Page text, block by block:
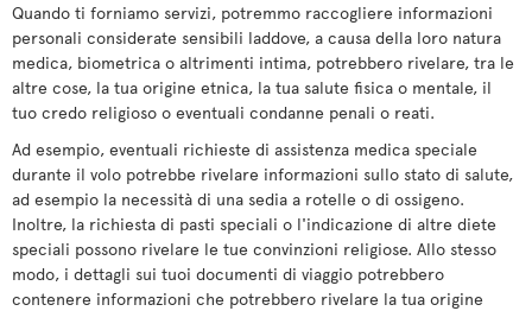
Quando ti forniamo servizi, potremmo raccogliere informazioni
personali considerate sensibili laddove, a causa della loro natura
medica, biometrica o altrimenti intima, potrebbero rivelare, tra le
altre cose, la tua origine etnica, la tua salute fisica o mentale, il
tuo credo religioso o eventuali condanne penali o reati.
Ad esempio, eventuali richieste di assistenza medica speciale
durante il volo potrebbe rivelare informazioni sullo stato di salute,
ad esempio la necessità di una sedia a rotelle o di ossigeno.
Inoltre, la richiesta di pasti speciali o l'indicazione di altre diete
speciali possono rivelare le tue convinzioni religiose. Allo stesso
modo, i dettagli sui tuoi documenti di viaggio potrebbero
contenere informazioni che potrebbero rivelare la tua origine